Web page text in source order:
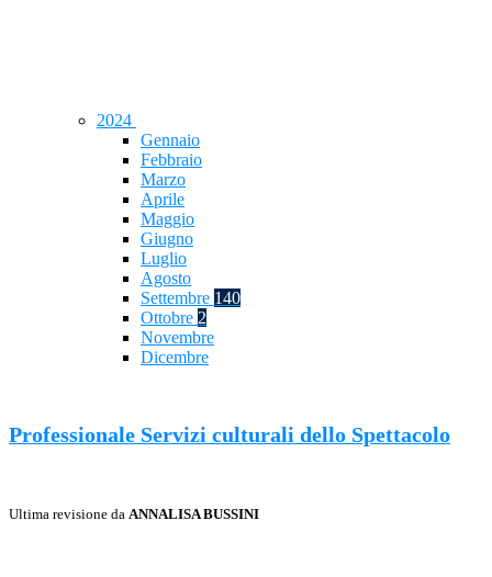
2024
Gennaio
Febbraio
Marzo
Aprile
Maggio
Giugno
Luglio
Agosto
Settembre 140
Ottobre 2
Novembre
Dicembre
Professionale Servizi culturali dello Spettacolo
Ultima revisione da ANNALISA BUSSINI